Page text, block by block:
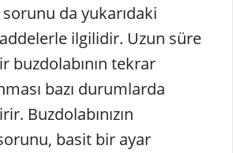
sorunu da yukarıdaki
ilgilidir. Uzun süre
buzdolabının tekrar
bazı durumlarda
Buzdolabınızın
basit bir ayar